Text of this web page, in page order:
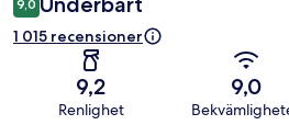
9,0
1 015 recensioner
9,2
Renlighet
9,0